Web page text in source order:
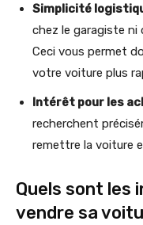
Simplicité
chez le garagiste ni
Ceci vous permet
votre voiture plus
Intérêt pour les
recherchent
remettre la voiture
Quels sont les
vendre sa